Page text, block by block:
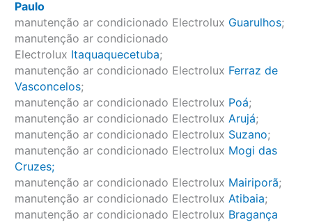
Paulo
manutenção ar condicionado Electrolux Guarulhos;
manutenção ar condicionado
Electrolux Itaquaquecetuba;
manutenção ar condicionado Electrolux Ferraz de
Vasconcelos;
manutenção ar condicionado Electrolux Poá;
manutenção ar condicionado Electrolux Arujá;
manutenção ar condicionado Electrolux Suzano;
manutenção ar condicionado Electrolux Mogi das
Cruzes;
manutenção ar condicionado Electrolux Mairiporã;
manutenção ar condicionado Electrolux Atibaia;
manutenção ar condicionado Electrolux Bragança